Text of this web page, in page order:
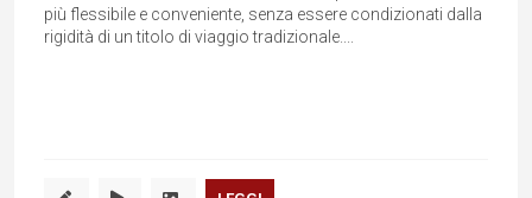
più flessibile e conveniente, senza essere condizionati dalla
rigidità di un titolo di viaggio tradizionale....